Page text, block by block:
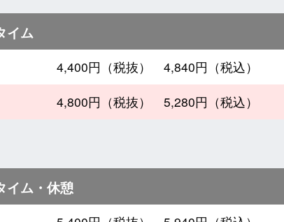
イム
4,400円（税抜） 4,840円（税込）
4,800円（税抜） 5,280円（税込）
イム・休憩